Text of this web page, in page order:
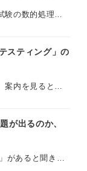
法や入室までの
と比較して合格
検査」で、企業
の具体的な学習
中途採用におけ
の数的処理を
もカバーでき
ード感や、公
など、形式ごと
スティング」の
案内を見ると
のか、それとも
ません。
が出るのか、
があると聞きま